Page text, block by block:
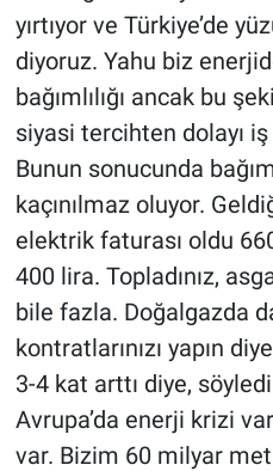
yırtıyor ve Türkiye’de
diyoruz. Yahu biz
bağımlılığı ancak bu
siyasi tercihten dolayı
Bunun sonucunda
kaçınılmaz oluyor.
elektrik faturası oldu
400 lira. Topladınız,
bile fazla. Doğalgazda
kontratlarınızı yapın
3-4 kat arttı diye,
Avrupa’da enerji krizi
var. Bizim 60 milyar